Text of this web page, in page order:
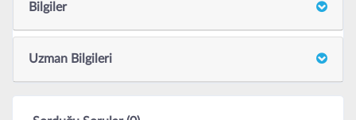
Bilgiler
Uzman Bilgileri